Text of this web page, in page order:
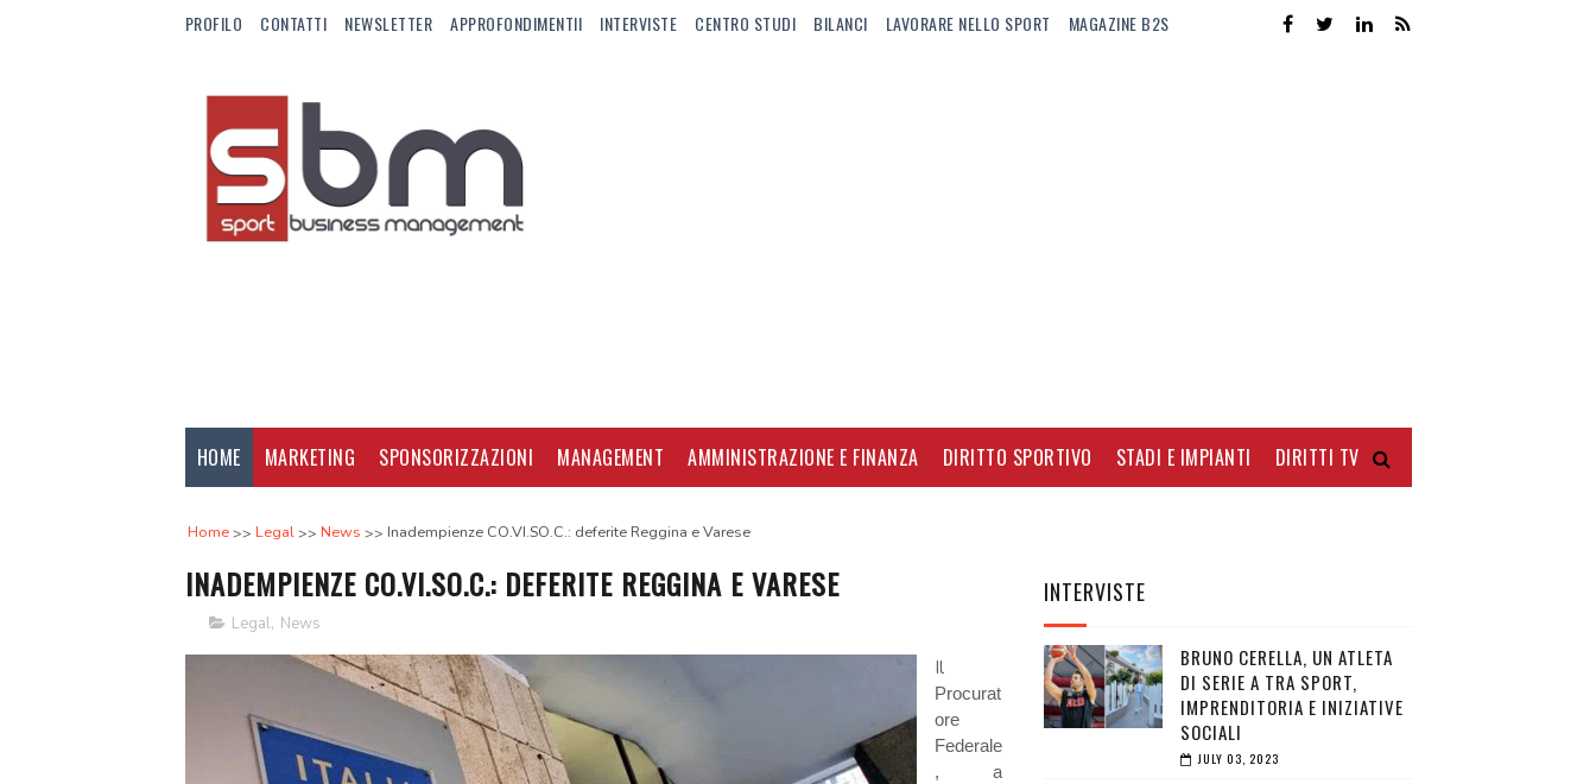
PROFILO CONTATTI NEWSLETTER APPROFONDIMENTII INTERVISTE CENTRO STUDI BILANCI LAVORARE NELLO SPORT MAGAZINE B2S
HOME MARKETING SPONSORIZZAZIONI MANAGEMENT AMMINISTRAZIONE E FINANZA DIRITTO SPORTIVO STADI E IMPIANTI DIRITTI TV
Home Legal News Inadempienze CO.VI.SO.C.: deferite Reggina e Varese
INADEMPIENZE CO.VI.SO.C.: DEFERITE REGGINA E VARESE
Legal, News
Il
Procurat
ore
Federale
, a
INTERVISTE
BRUNO CERELLA, UN ATLETA
DI SERIE A TRA SPORT,
IMPRENDITORIA E INIZIATIVE
SOCIALI
JULY 03, 2023